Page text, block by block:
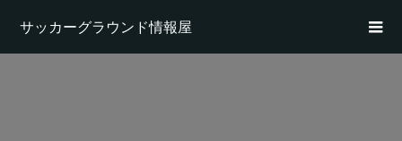
サッカーグラウンド情報屋